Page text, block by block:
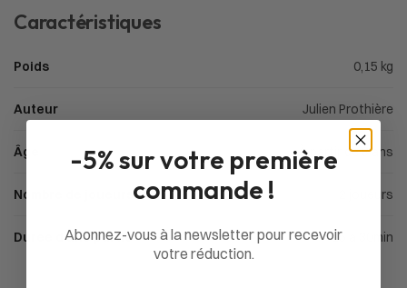
Caractéristiques
Poids 0,15 kg
Auteur Julien Prothière
Âge À partir de 8 ans
Nombre de joueurs 2 joueurs
Durée d'une partie 15 à 30min
-5% sur votre première
commande !
Abonnez-vous à la newsletter pour recevoir
votre réduction.